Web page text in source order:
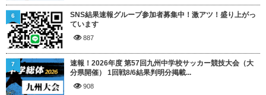
SNS結果速報グループ参加者募集中！激アツ！盛り上がっ
ています
887
6
速報！2026年度 第57回九州中学校サッカー競技大会（大
分県開催） 1回戦8/6結果判明分掲載...
908
7